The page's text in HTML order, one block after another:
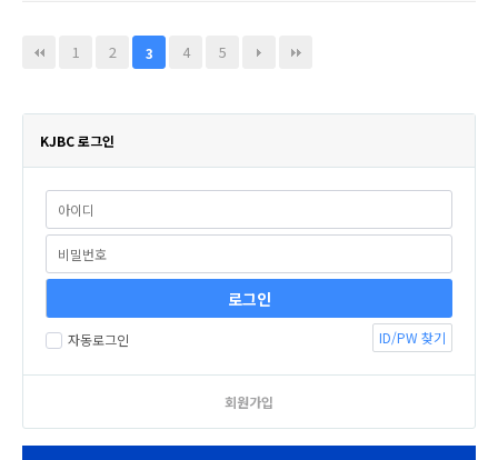
1 2 3 4 5
KJBC 로그인
자동로그인 ID/PW 찾기
회원가입